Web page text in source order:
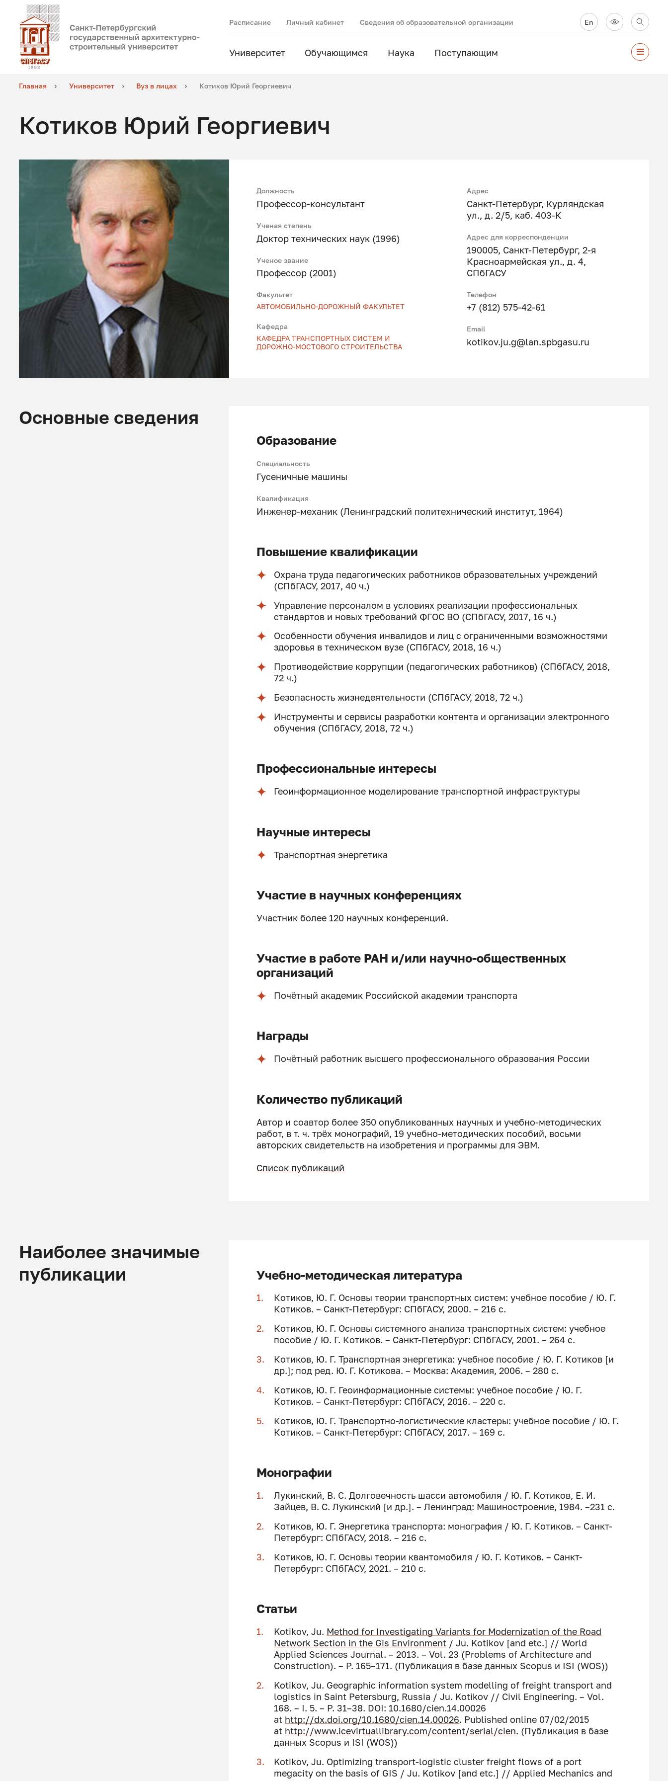
Расписание Личный кабинет Сведения об образовательной организации En
Университет Обучающимся Наука Поступающим
Главная Университет Вуз в лицах Котиков Юрий Георгиевич
Котиков Юрий Георгиевич
Должность
Профессор-консультант
Ученая степень
Доктор технических наук (1996)
Ученое звание
Профессор (2001)
Факультет
АВТОМОБИЛЬНО-ДОРОЖНЫЙ ФАКУЛЬТЕТ
Кафедра
КАФЕДРА ТРАНСПОРТНЫХ СИСТЕМ И
ДОРОЖНО-МОСТОВОГО СТРОИТЕЛЬСТВА
Адрес
Санкт-Петербург, Курляндская
ул., д. 2/5, каб. 403-К
Адрес для корреспонденции
190005, Санкт-Петербург, 2-я
Красноармейская ул., д. 4,
СПбГАСУ
Телефон
+7 (812) 575-42-61
Email
kotikov.ju.g@lan.spbgasu.ru
Основные сведения
Образование
Специальность
Гусеничные машины
Квалификация
Инженер-механик (Ленинградский политехнический институт, 1964)
Повышение квалификации
Охрана труда педагогических работников образовательных учреждений
(СПбГАСУ, 2017, 40 ч.)
Управление персоналом в условиях реализации профессиональных
стандартов и новых требований ФГОС ВО (СПбГАСУ, 2017, 16 ч.)
Особенности обучения инвалидов и лиц с ограниченными возможностями
здоровья в техническом вузе (СПбГАСУ, 2018, 16 ч.)
Противодействие коррупции (педагогических работников) (СПбГАСУ, 2018,
72 ч.)
Безопасность жизнедеятельности (СПбГАСУ, 2018, 72 ч.)
Инструменты и сервисы разработки контента и организации электронного
обучения (СПбГАСУ, 2018, 72 ч.)
Профессиональные интересы
Геоинформационное моделирование транспортной инфраструктуры
Научные интересы
Транспортная энергетика
Участие в научных конференциях
Участник более 120 научных конференций.
Участие в работе РАН и/или научно-общественных
организаций
Почётный академик Российской академии транспорта
Награды
Почётный работник высшего профессионального образования России
Количество публикаций
Автор и соавтор более 350 опубликованных научных и учебно-методических
работ, в т. ч. трёх монографий, 19 учебно-методических пособий, восьми
авторских свидетельств на изобретения и программы для ЭВМ.
Список публикаций
Наиболее значимые
публикации
Учебно-методическая литература
Котиков, Ю. Г. Основы теории транспортных систем: учебное пособие / Ю. Г.
Котиков. – Санкт-Петербург: СПбГАСУ, 2000. – 216 с.
Котиков, Ю. Г. Основы системного анализа транспортных систем: учебное
пособие / Ю. Г. Котиков. – Санкт-Петербург: СПбГАСУ, 2001. – 264 с.
Котиков, Ю. Г. Транспортная энергетика: учебное пособие / Ю. Г. Котиков [и
др.]; под ред. Ю. Г. Котикова. – Москва: Академия, 2006. – 280 с.
Котиков, Ю. Г. Геоинформационные системы: учебное пособие / Ю. Г.
Котиков. – Санкт-Петербург: СПбГАСУ, 2016. – 220 с.
Котиков, Ю. Г. Транспортно-логистические кластеры: учебное пособие / Ю. Г.
Котиков. – Санкт-Петербург: СПбГАСУ, 2017. – 169 с.
Монографии
Лукинский, В. С. Дoлгoвeчнocть шaccи aвтoмoбиля / Ю. Г. Котиков, Е. И.
Зайцев, В. С. Лукинский [и др.]. – Ленинград: Мaшинocтpoениe, 1984. –231 c.
Котиков, Ю. Г. Энергетика транспорта: монография / Ю. Г. Котиков. – Санкт-
Петербург: СПбГАСУ, 2018. – 216 с.
Котиков, Ю. Г. Основы теории квантомобиля / Ю. Г. Котиков. – Санкт-
Петербург: СПбГАСУ, 2021. – 210 с.
Статьи
Kotikov, Ju. Method for Investigating Variants for Modernization of the Road
Network Section in the Gis Environment / Ju. Kotikov [and etc.] // World
Applied Sciences Journal. – 2013. – Vol. 23 (Problems of Architecture and
Construction). – P. 165–171. (Публикация в базе данных Scopus и ISI (WOS))
Kotikov, Ju. Geographic information system modelling of freight transport and
logistics in Saint Petersburg, Russia / Ju. Kotikov // Civil Engineering. – Vol.
168. – I. 5. – P. 31–38. DOI: 10.1680/cien.14.00026
at http://dx.doi.org/10.1680/cien.14.00026. Published online 07/02/2015
at http://www.icevirtuallibrary.com/content/serial/cien. (Публикация в базе
данных Scopus и ISI (WOS))
Kotikov, Ju. Optimizing transport-logistic cluster freight flows of a port
megacity on the basis of GIS / Ju. Kotikov [and etc.] // Applied Mechanics and